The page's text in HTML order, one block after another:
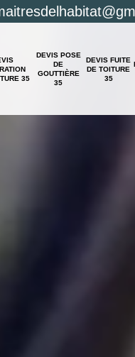
35
DEVIS POSE
DE
GOUTTIÈRE
35
DEVIS FUITE
DE TOITURE
35